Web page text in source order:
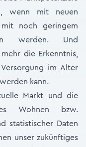
wenn mit neuen
noch geringem
werden. Und
die Erkenntnis,
im Alter
kann.
Markt und die
Wohnen bzw.
statistischer Daten
unser zukünftiges